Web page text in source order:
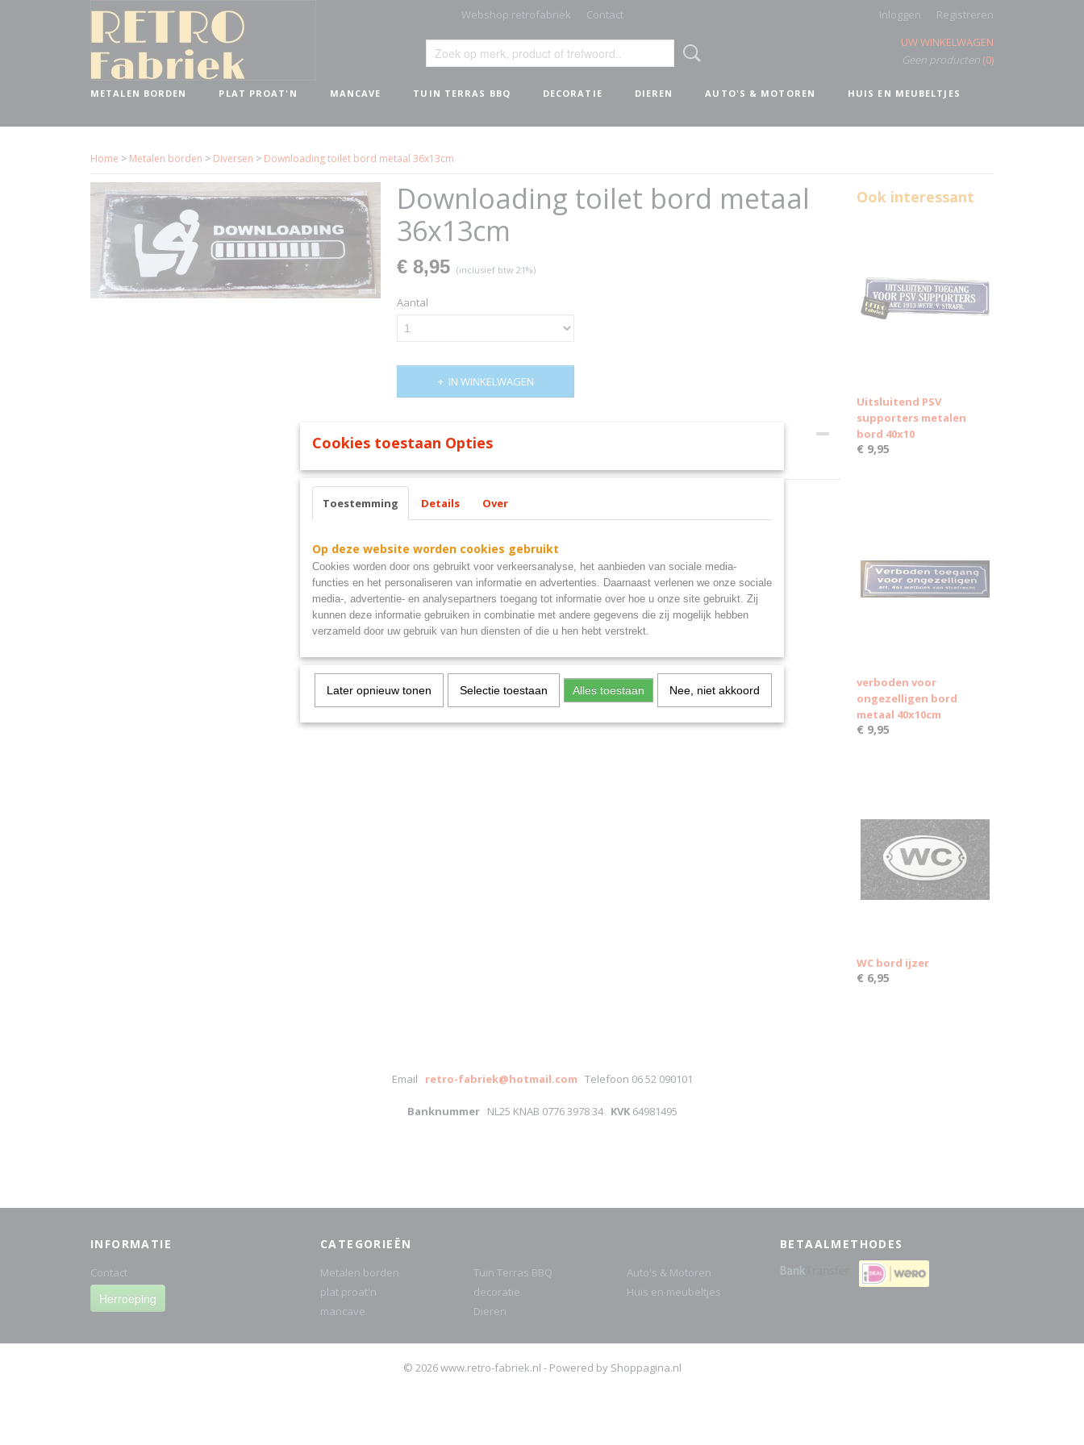
Webshop retrofabriek Contact Inloggen
Registreren
UW WINKELWAGEN
Geen producten (0)
METALEN BORDEN PLAT PROAT'N MANCAVE TUIN TERRAS BBQ DECORATIE DIEREN AUTO'S & MOTOREN HUIS EN MEUBELTJES
Home > Metalen borden > Diversen > Downloading toilet bord metaal 36x13cm
Downloading toilet bord metaal
36x13cm
€ 8,95 (inclusief btw 21%)
Aantal
IN WINKELWAGEN
Ook interessant
Uitsluitend PSV
supporters metalen
bord 40x10
€ 9,95
verboden voor
ongezelligen bord
metaal 40x10cm
€ 9,95
WC bord ijzer
€ 6,95
Email retro-fabriek@hotmail.com Telefoon 06 52 090101
Banknummer NL25 KNAB 0776 3978 34 KVK64981495
INFORMATIE
Contact
Herroeping
CATEGORIEËN
Metalen borden
plat proat'n
mancave
Tuin Terras BBQ
decoratie
Dieren
Auto's & Motoren
Huis en meubeltjes
BETAALMETHODES
© 2026 www.retro-fabriek.nl - Powered by Shoppagina.nl
Cookies toestaan Opties
Toestemming Details Over
Op deze website worden cookies gebruikt
Cookies worden door ons gebruikt voor verkeersanalyse, het aanbieden van sociale media-
functies en het personaliseren van informatie en advertenties. Daarnaast verlenen we onze sociale
media-, advertentie- en analysepartners toegang tot informatie over hoe u onze site gebruikt. Zij
kunnen deze informatie gebruiken in combinatie met andere gegevens die zij mogelijk hebben
verzameld door uw gebruik van hun diensten of die u hen hebt verstrekt.
Later opnieuw tonen Selectie toestaan Alles toestaan Nee, niet akkoord